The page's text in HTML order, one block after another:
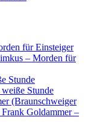
für Einsteiger
– Morden für
Stunde
Stunde
(Braunschweiger
Goldammer –